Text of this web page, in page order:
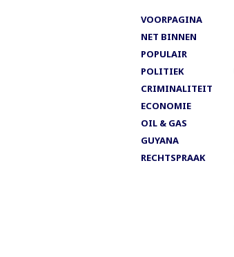
VOORPAGINA
NET BINNEN
POPULAIR
POLITIEK
CRIMINALITEIT
ECONOMIE
OIL & GAS
GUYANA
RECHTSPRAAK